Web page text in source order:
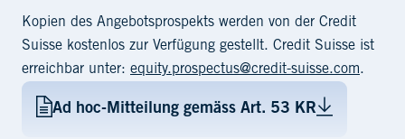
Kopien des Angebotsprospekts werden von der Credit
Suisse kostenlos zur Verfügung gestellt. Credit Suisse ist
erreichbar unter: equity.prospectus@credit-suisse.com.
Ad hoc-Mitteilung gemäss Art. 53 KR